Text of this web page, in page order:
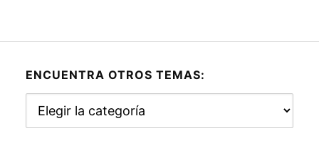
ENCUENTRA OTROS TEMAS:
otros